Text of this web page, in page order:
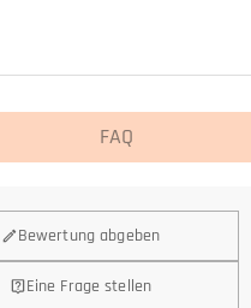
FAQ
Bewertung abgeben
Eine Frage stellen